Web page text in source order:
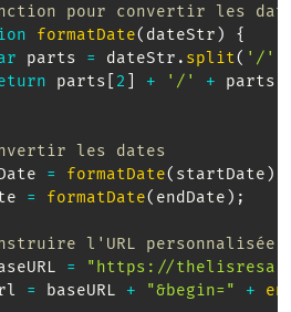
pour convertir les dates
formatDate( dateStr )
{
parts = dateStr . split( '/'
parts 2 + '/' + parts
les dates
= formatDate( startDate )
= formatDate( endDate ) ;
l'URL personnalisée
=
"https://
= baseURL + "&begin=" +